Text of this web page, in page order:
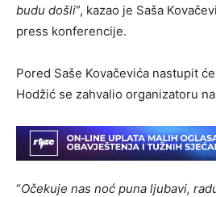
budu došli”, kazao je Saša
press konferencije.
Pored Saše Kovačevića nastupit
Hodžić se zahvalio organizatoru
“Očekuje nas noć puna ljubavi,